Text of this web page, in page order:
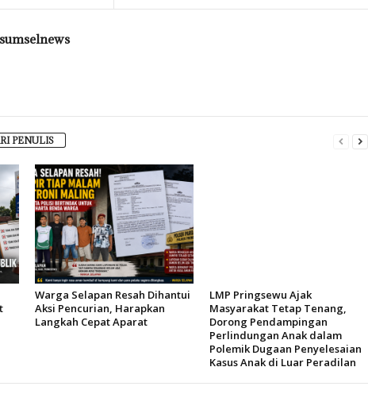
PENULIS
Warga Selapan Resah Dihantui
Aksi Pencurian, Harapkan
Langkah Cepat Aparat
LMP Pringsewu Ajak
Masyarakat Tetap Tenang,
Dorong Pendampingan
Perlindungan Anak dalam
Polemik Dugaan Penyelesaian
Kasus Anak di Luar Peradilan